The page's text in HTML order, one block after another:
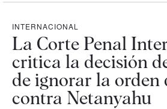
INTERNACIONAL
La Corte Penal
critica la decisión
de ignorar la orden
contra Netanyahu